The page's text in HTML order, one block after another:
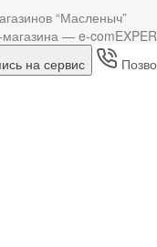
“Масленыч”
магазина — e-
на сервис